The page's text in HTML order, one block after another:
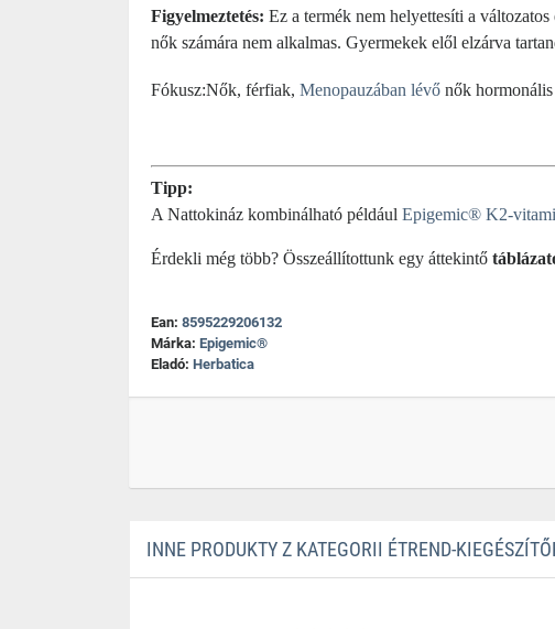
Figyelmeztetés: Ez a termék nem helyettesíti a
nők számára nem alkalmas. Gyermekek elől elzárva
Fókusz:Nők, férfiak, Menopauzában lévő nők hormonális
Tipp:
A Nattokináz kombinálható például Epigemic® K2-
Érdekli még több? Összeállítottunk egy áttekintő
Ean: 8595229206132
Márka: Epigemic®
Eladó: Herbatica
INNE PRODUKTY Z KATEGORII ÉTREND-